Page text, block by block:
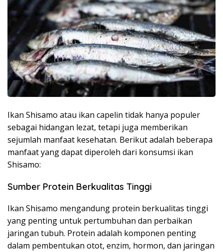
Ikan Shisamo atau ikan capelin tidak hanya populer
sebagai hidangan lezat, tetapi juga memberikan
sejumlah manfaat kesehatan. Berikut adalah beberapa
manfaat yang dapat diperoleh dari konsumsi ikan
Shisamo:
Sumber Protein Berkualitas Tinggi
Ikan Shisamo mengandung protein berkualitas tinggi
yang penting untuk pertumbuhan dan perbaikan
jaringan tubuh. Protein adalah komponen penting
dalam pembentukan otot, enzim, hormon, dan jaringan